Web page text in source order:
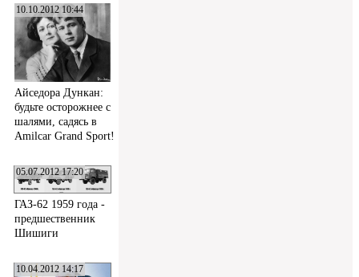
10.10.2012 10:44
Айседора Дункан:
будьте осторожнее с
шалями, садясь в
Amilcar Grand Sport!
05.07.2012 17:20
ГАЗ-62 1959 года -
предшественник
Шишиги
10.04.2012 14:17